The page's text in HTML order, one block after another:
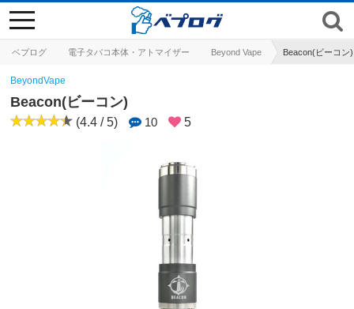
ベプログ 電子タバコ本体・アトマイザー Beyond Vape Beacon(ビーコン)
toggle
navigation
BeyondVape
Beacon(ビーコン)
(4.4 / 5) 10 5